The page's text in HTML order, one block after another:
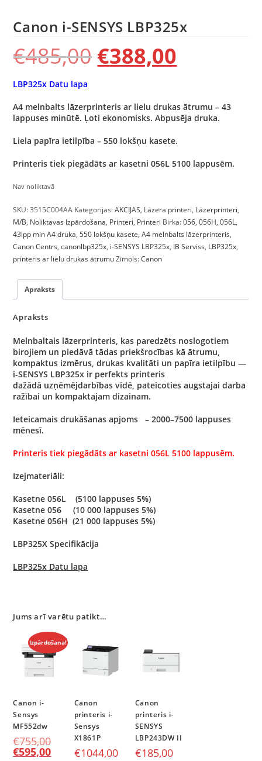
Canon i-SENSYS LBP325x
€485,00€388,00
LBP325x Datu lapa
A4 melnbalts lāzerprinteris ar lielu drukas ātrumu – 43
lappuses minūtē. Ļoti ekonomisks. Abpusēja druka.
Liela papīra ietilpība – 550 lokšņu kasete.
Printeris tiek piegādāts ar kasetni 056L 5100 lappusēm.
Nav noliktavā
SKU:3515C004AA Kategorijas:AKCIJAS, Lāzera printeri, Lāzerprinteri,
M/B, Noliktavas Izpārdošana, Printeri, Printeri Birka:056,056H,056L,
43lpp min A4 druka,550 lokšņu kasete,A4 melnbalts lāzerprinteris,
Canon Centrs,canonlbp325x, i-SENSYS LBP325x, IB Serviss, LBP325x,
printeris ar lielu drukas ātrumu Zīmols:Canon
Apraksts
Apraksts
Melnbaltais lāzerprinteris, kas paredzēts noslogotiem
birojiem un piedāvā tādas priekšrocības kā ātrumu,
kompaktus izmērus, drukas kvalitāti un papīra ietilpību —
i-SENSYS LBP325x ir perfekts printeris
dažādā uzņēmējdarbības vidē, pateicoties augstajai darba
ražībai un kompaktajam dizainam.
Ieteicamais drukāšanas apjoms – 2000–7500 lappuses
mēnesī.
Printeris tiek piegādāts ar kasetni 056L 5100 lappusēm.
Izejmateriāli:
Kasetne 056L (5100 lappuses 5%)
Kasetne 056 (10 000 lappuses 5%)
Kasetne 056H (21 000 lappuses 5%)
LBP325X Specifikācija
LBP325x Datu lapa
Jums arī varētu patikt…
Izpārdošana!
Canon i-
Sensys
MF552dw
€755,00
€595,00
Canon
printeris i-
Sensys
X1861P
€1044,00
Canon
printeris i-
SENSYS
LBP243DW II
€185,00